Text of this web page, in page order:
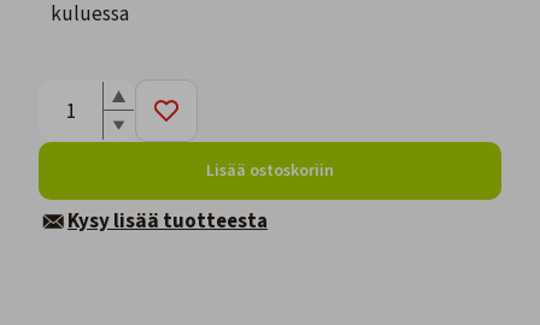
kuluessa
Lisää ostoskoriin
Kysy lisää tuotteesta